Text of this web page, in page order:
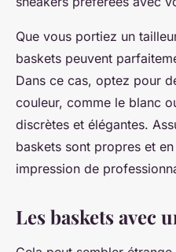
Que vous portiez un
baskets peuvent
Dans ce cas, optez pour
couleur, comme le blanc
discrètes et élégantes.
baskets sont propres et
impression de
Les baskets avec